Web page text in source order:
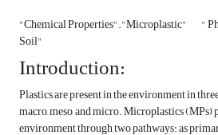
"Chemical Properties"."Microplastic" "
Soil"
Introduction:
Plastics are present in the environment in
macro, meso, and micro. Microplastics
environment through two pathways: as